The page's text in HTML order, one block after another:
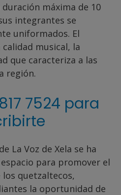
máxima de 10
integrantes se
uniformados. El
musical, la
que caracteriza a las
región.
7524 para
La Voz de Xela se ha
para promover el
quetzaltecos,
la oportunidad de